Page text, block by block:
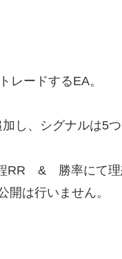
レードするEA。
し、シグナルは5つ
RR & 勝率にて理
開は行いません。